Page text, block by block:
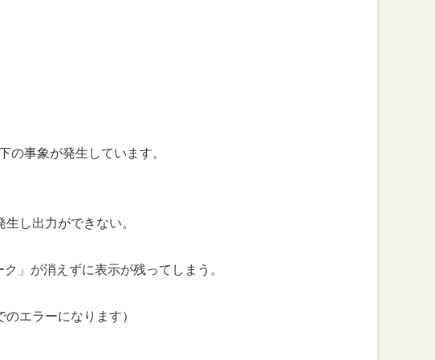
事象が発生しています。
出力ができない。
が消えずに表示が残ってしまう。
のエラーになります）